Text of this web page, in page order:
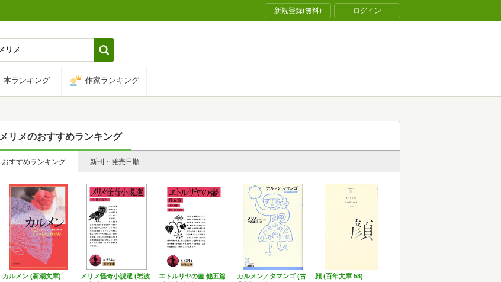
新規登録(無料) ログイン
本ランキング 作家ランキング
メリメのおすすめランキング
おすすめランキング 新刊・発売日順
カルメン (新潮文庫)
メリメ怪奇小説選 (岩波
エトルリヤの壺 他五篇
カルメン／タマンゴ (古
顔 (百年文庫 58)